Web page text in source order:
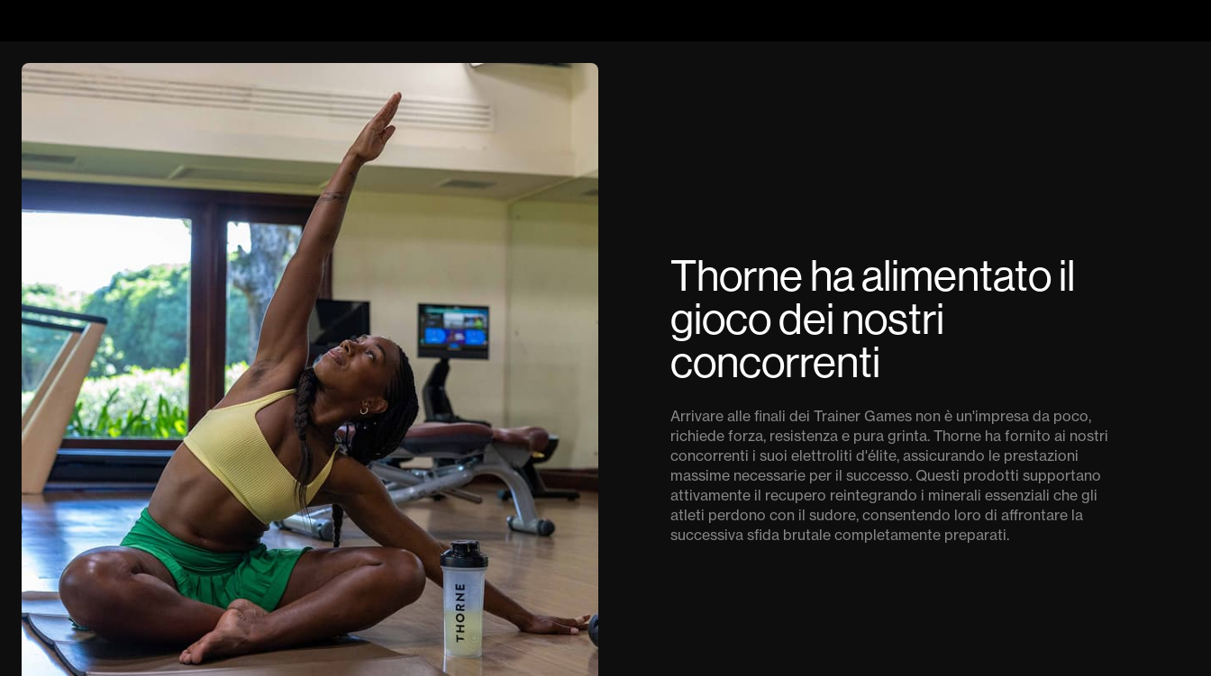
Thorne ha alimentato il
gioco dei nostri
concorrenti
Arrivare alle finali dei Trainer Games non è un'impresa da poco,
richiede forza, resistenza e pura grinta. Thorne ha fornito ai nostri
concorrenti i suoi elettroliti d'élite, assicurando le prestazioni
massime necessarie per il successo. Questi prodotti supportano
attivamente il recupero reintegrando i minerali essenziali che gli
atleti perdono con il sudore, consentendo loro di affrontare la
successiva sfida brutale completamente preparati.